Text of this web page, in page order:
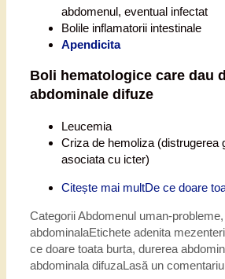
abdomenul, eventual infectat
Bolile inflamatorii intestinale
Apendicita
Boli hematologice care dau
abdominale difuze
Leucemia
Criza de hemoliza (distrugerea
asociata cu icter)
Citește mai multDe ce doare
CategoriiAbdomenul uman-probleme,
abdominalaEtichete adenita
ce doare toata burta, durerea
abdominala difuzaLasă un comentariu